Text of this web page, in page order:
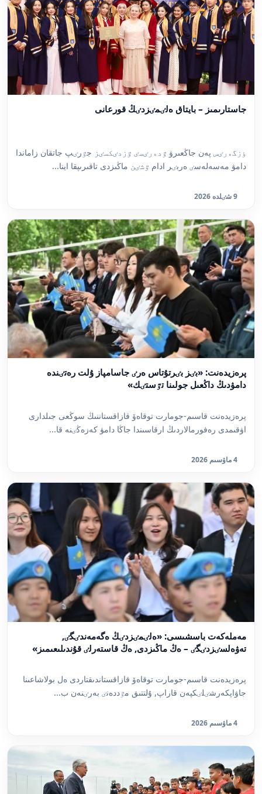
جاستارىمىز – بايتاق ەلٸمٸزدٸڭ قورعانى
ٶزگەرٸس پەن جاڭعىرۋ ٷدەرٸسٸ ٷزدٸكسٸز جٷرٸپ جاتقان زاماندا
دامۋ مەسەلەسٸ ەربٸر ادام ٷشٸن ماڭىزدى تاقىرىپقا اينا...
9 شٸلدە 2026
پرەزيدەنت: «بٸز بٸرتۇتاس ەرٸ جاسامپاز ۇلت رەتٸندە
دامۋدىڭ داڭعىل جولىنا تٷستٸك»
پرەزيدەنت قاسىم-جومارت توقاەۆ قازاقستاننىڭ سوڭعى جىلدارى
اۋقىمدى رەفورمالاردىڭ ارقاسىندا جاڭا دامۋ كەزەڭٸنە قا...
4 ماۋسىم 2026
مەملەكەت باسشىسى: «ەلٸمٸزدٸڭ ەگەمەندٸگٸ,
تەۋەلسٸزدٸگٸ – ەڭ ماڭىزدى, ەڭ قاستەرلٸ قۇندىلىعىمىز»
پرەزيدەنت قاسىم-جومارت توقاەۆ قازاقستاندىقتاردى ەل بولاشاعىنا
جاۋاپكەرشٸلٸكپەن قاراپ, ۇلتتىق مٷددەنٸ بەرٸنەن ب...
4 ماۋسىم 2026